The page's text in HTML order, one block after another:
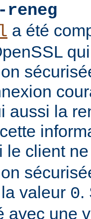
a été
aussi la
le client
valeur 0.
avec une